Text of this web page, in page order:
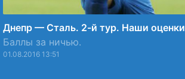
Днепр — Сталь. 2-й тур. Наши оценки
Баллы за ничью.
01.08.2016 13:51